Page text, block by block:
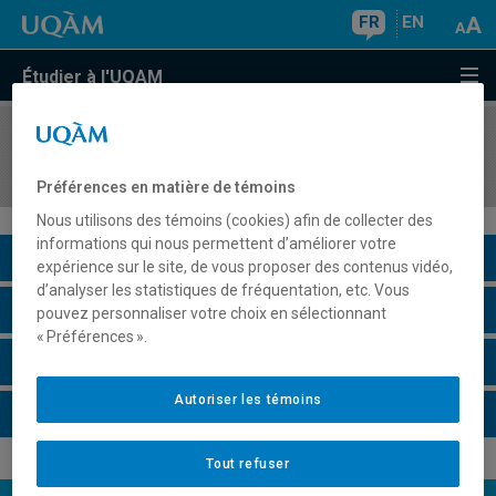
FR EN
Étudier à l'UQAM
COURS//
Description du cours
Horaire - Été 2026
Préférences en matière de témoins
Nous utilisons des témoins (cookies) afin de collecter des
informations qui nous permettent d’améliorer votre
expérience sur le site, de vous proposer des contenus vidéo,
d’analyser les statistiques de fréquentation, etc. Vous
pouvez personnaliser votre choix en sélectionnant
« Préférences ».
Tout refuser
Autoriser les témoins